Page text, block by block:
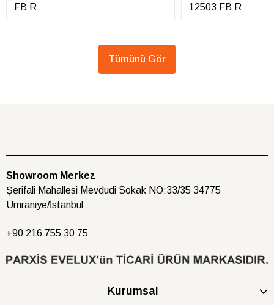
FB R
12503 FB R
Tümünü Gör
Showroom Merkez
Şerifali Mahallesi Mevdudi Sokak NO:33/35 34775
Ümraniye/İstanbul
+90 216 755 30 75
Kurumsal